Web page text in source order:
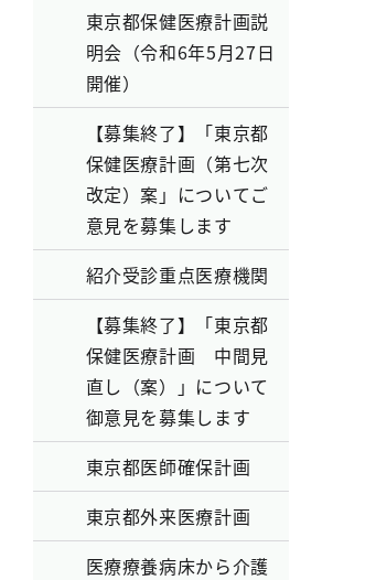
東京都保健医療計画説
明会（令和6年5月27日
開催）
【募集終了】「東京都
保健医療計画（第七次
改定）案」についてご
意見を募集します
紹介受診重点医療機関
【募集終了】「東京都
保健医療計画 中間見
直し（案）」について
御意見を募集します
東京都医師確保計画
東京都外来医療計画
医療療養病床から介護